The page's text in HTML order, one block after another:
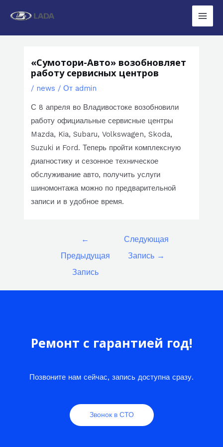
Main
«Сумотори-Авто» возобновляет
работу сервисных центров
/ news / От admin
С 8 апреля во Владивостоке возобновили
работу официальные сервисные центры
Mazda, Kia, Subaru, Volkswagen, Skoda,
Suzuki и Ford. Теперь пройти комплексную
диагностику и сезонное техническое
обслуживание авто, получить услуги
шиномонтажа можно по предварительной
записи и в удобное время.
←
Предыдущая
Запись
Следующая
Запись →
Ремонт с гарантией год!
Позвоните нам сейчас, запись доступна сразу.
Звонок в СТО